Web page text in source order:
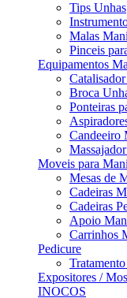
Tips Unhas
Malas
Pinceis
Equipamentos
Broca
Ponteiras
Candeeiro
Moveis para
Mesas de
Cadeiras
Cadeiras
Apoio
Carrinhos
Pedicure
Expositores /
INOCOS